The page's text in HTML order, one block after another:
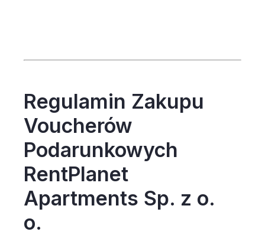
Regulamin Zakupu
Voucherów
Podarunkowych
RentPlanet
Apartments Sp. z o.
o.